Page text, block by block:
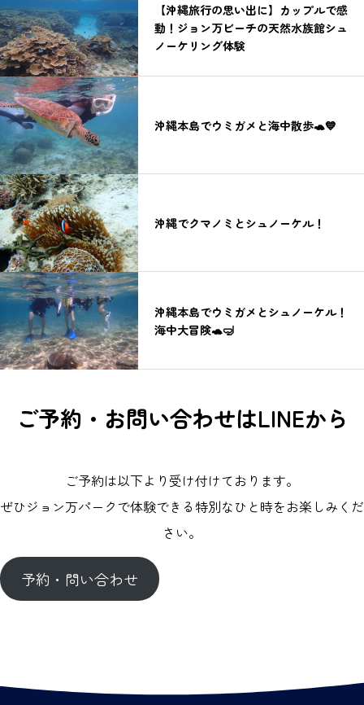
【沖縄旅行の思い出に】カップルで感
動！ジョン万ビーチの天然水族館シュ
ノーケリング体験
沖縄本島でウミガメと海中散歩🐢💙
沖縄でクマノミとシュノーケル！
沖縄本島でウミガメとシュノーケル！
海中大冒険🐢🤿
ご予約・お問い合わせはLINEから
ご予約は以下より受け付けております。
ぜひジョン万パークで体験できる特別なひと時をお楽しみくだ
さい。
予約・問い合わせ